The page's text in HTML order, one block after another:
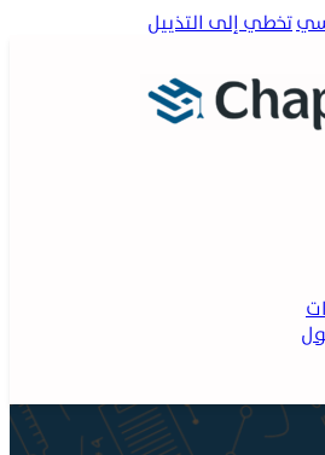
تخطي إلى التذييل